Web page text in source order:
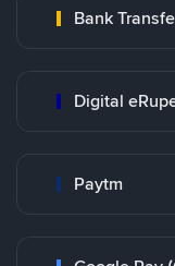
Bank
Digital
Paytm